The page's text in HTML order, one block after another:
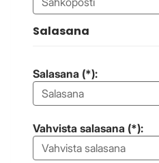
Salasana
Salasana (*):
Vahvista salasana (*):